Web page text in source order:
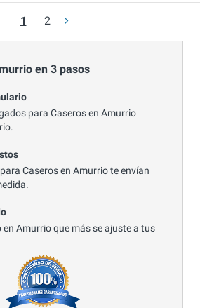
1 2
en 3 pasos
para Caseros en Amurrio
Caseros en Amurrio te envían
Amurrio que más se ajuste a tus